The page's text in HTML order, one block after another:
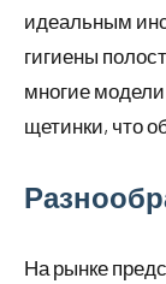
идеальным
гигиены
многие
щетинки, что
На рынке